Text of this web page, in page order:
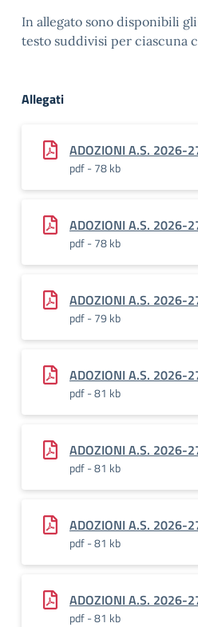
In allegato sono disponibili
testo suddivisi per ciascuna
Allegati
ADOZIONI A.S. 2026-
pdf - 78 kb
ADOZIONI A.S. 2026-
pdf - 78 kb
ADOZIONI A.S. 2026-
pdf - 79 kb
ADOZIONI A.S. 2026-
pdf - 81 kb
ADOZIONI A.S. 2026-
pdf - 81 kb
ADOZIONI A.S. 2026-
pdf - 81 kb
ADOZIONI A.S. 2026-
pdf - 81 kb